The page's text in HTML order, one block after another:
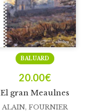
El gran Meaulnes
BALUARD
20.00€
ALAIN, FOURNIER